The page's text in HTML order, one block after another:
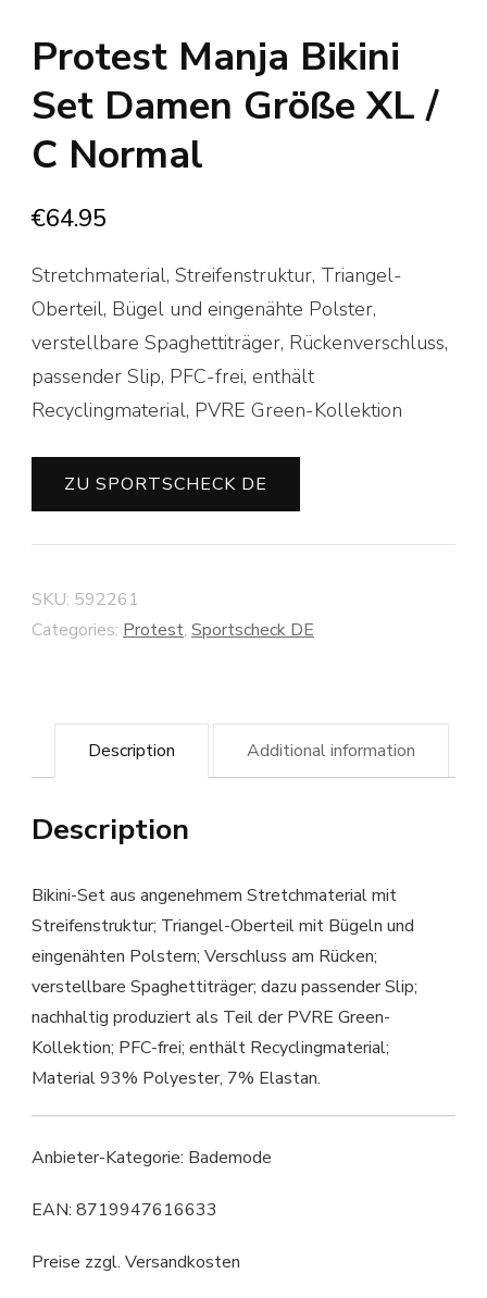
Protest Manja Bikini
Set Damen Größe XL /
C Normal
€64.95
Stretchmaterial, Streifenstruktur, Triangel-
Oberteil, Bügel und eingenähte Polster,
verstellbare Spaghettiträger, Rückenverschluss,
passender Slip, PFC-frei, enthält
Recyclingmaterial, PVRE Green-Kollektion
ZU SPORTSCHECK DE
SKU: 592261
Categories: Protest, Sportscheck DE
Description Additional information
Description
Bikini-Set aus angenehmem Stretchmaterial mit
Streifenstruktur; Triangel-Oberteil mit Bügeln und
eingenähten Polstern; Verschluss am Rücken;
verstellbare Spaghettiträger; dazu passender Slip;
nachhaltig produziert als Teil der PVRE Green-
Kollektion; PFC-frei; enthält Recyclingmaterial;
Material 93% Polyester, 7% Elastan.
Anbieter-Kategorie: Bademode
EAN: 8719947616633
Preise zzgl. Versandkosten